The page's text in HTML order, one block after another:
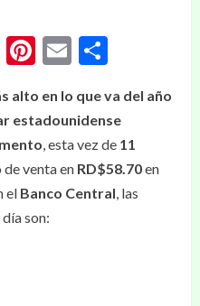
LinkedIn
Pinterest
Email
alto en lo que va del año
estadounidense
, esta vez de 11
de venta en RD$58.70en
el Banco Central, las
son: